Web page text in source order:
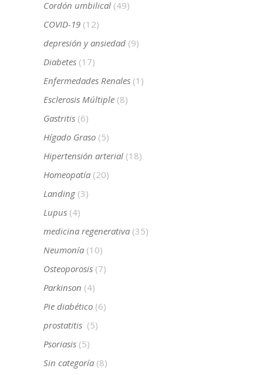
Cordón umbilical (49)
COVID-19 (12)
depresión y ansiedad (9)
Diabetes (17)
Enfermedades Renales (1)
Esclerosis Múltiple (8)
Gastritis (6)
Hígado Graso (5)
Hipertensión arterial (18)
Homeopatía (20)
Landing (3)
Lupus (4)
medicina regenerativa (35)
Neumonía (10)
Osteoporosis (7)
Parkinson (4)
Pie diabético (6)
prostatitis (5)
Psoriasis (5)
Sin categoría (8)